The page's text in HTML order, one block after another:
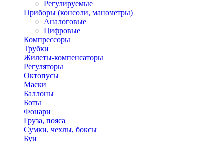
Регулируемые
Приборы (консоли, манометры)
Аналоговые
Цифровые
Компрессоры
Трубки
Жилеты-компенсаторы
Регуляторы
Октопусы
Маски
Баллоны
Боты
Фонари
Груза, пояса
Сумки, чехлы, боксы
Буи